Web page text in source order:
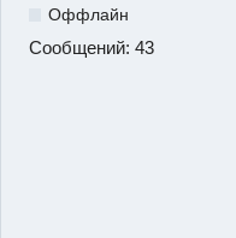
Оффлайн
Сообщений: 43